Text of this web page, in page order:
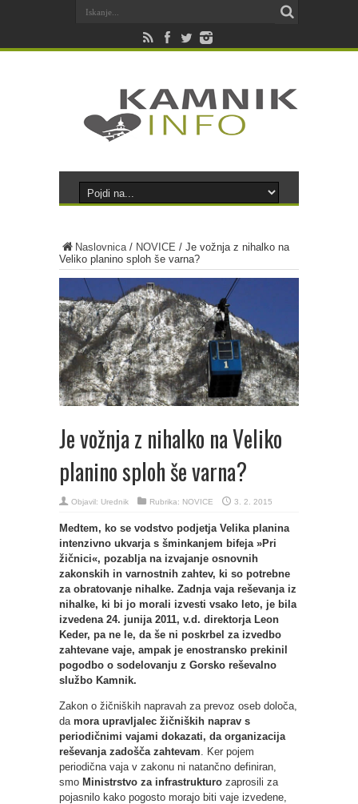
Naslovnica/ NOVICE / Je vožnja z nihalko na
Veliko planino sploh še varna?
Je vožnja z nihalko na Veliko
planino sploh še varna?
Objavil: Urednik Rubrika: NOVICE 3. 2. 2015
Medtem, ko se vodstvo podjetja Velika planina
intenzivno ukvarja s šminkanjem bifeja »Pri
žičnici«, pozablja na izvajanje osnovnih
zakonskih in varnostnih zahtev, ki so potrebne
za obratovanje nihalke. Zadnja vaja reševanja iz
nihalke, ki bi jo morali izvesti vsako leto, je bila
izvedena 24. junija 2011, v.d. direktorja Leon
Keder, pa ne le, da še ni poskrbel za izvedbo
zahtevane vaje, ampak je enostransko prekinil
pogodbo o sodelovanju z Gorsko reševalno
službo Kamnik.
Zakon o žičniških napravah za prevoz oseb določa,
da mora upravljalec žičniških naprav s
periodičnimi vajami dokazati, da organizacija
reševanja zadošča zahtevam . Ker pojem
periodična vaja v zakonu ni natančno definiran,
smo Ministrstvo za infrastrukturo zaprosili za
pojasnilo kako pogosto morajo biti vaje izvedene,